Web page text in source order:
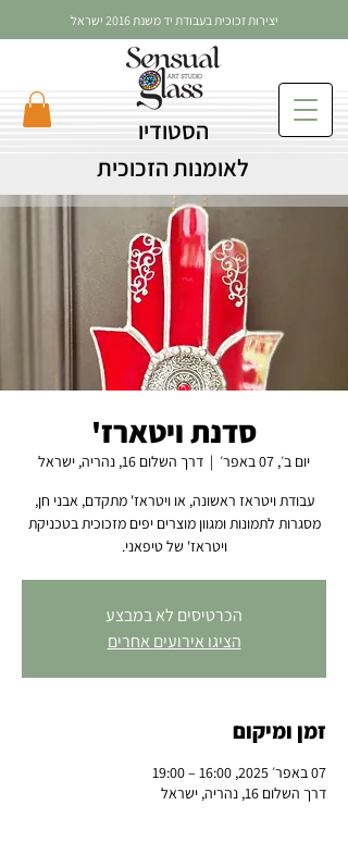
הסטודיו
לאומנות הזכוכית
יצירות זכוכית בעבודת יד משנת 2016 ישראל
סדנת ויטארז'
יום ב׳, 07 באפר׳
  |
דרך השלום 16, נהריה, ישראל
עבודת ויטראז ראשונה, או ויטראז' מתקדם, אבני חן,
מסגרות לתמונות ומגוון מוצרים יפים מזכוכית בטכניקת
ויטראז' של טיפאני.
הכרטיסים לא במבצע
הציגו אירועים אחרים
זמן ומיקום
07 באפר׳ 2025, 16:00 – 19:00
דרך השלום 16, נהריה, ישראל